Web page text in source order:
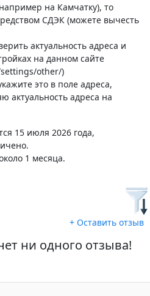
на Камчатку), то
СДЭК (можете вычесть
актуальность адреса и
на данном сайте
other/)
это в поле адреса,
актуальность адреса на
15 июля 2026 года,
1 месяца.
+ Оставить отзыв
ни одного отзыва!